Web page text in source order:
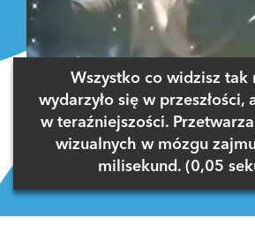
Wszystko co widzisz tak
wydarzyło się w przeszłości,
w teraźniejszości.
wizualnych w mózgu
milisekund. (0,05